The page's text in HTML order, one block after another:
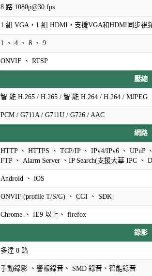
8 路 1080p@30 fps
1 組 VGA，1 組 HDMI，支援VGA和HDMI同步視
1 、 4 、 8 、 9
ONVIF 、 RTSP
壓縮
智 能 H.265 / H.265 / 智 能 H.264 / H.264 / MJPEG
PCM / G711A / G711U / G726 / AAC
網路
HTTP 、 HTTPS 、 TCP/IP 、 IPv4/IPv6 、 UPnP
FTP 、 Alarm Server 、IP Search(支援大華 IPC
Android 、 iOS
ONVIF (profile T/S/G) 、 CGI 、 SDK
Chrome 、 IE9 以上、 firefox
錄影
多達 8 路
手動錄影 、警報錄音、 SMD 錄音、智能錄音